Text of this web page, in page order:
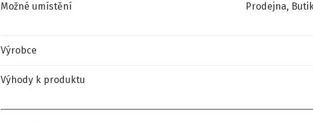
Možné umístění
Prodejna,
Výrobce
Výhody k produktu